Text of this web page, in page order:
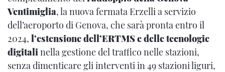
Ventimiglia, la nuova fermata Erzelli a servizio
dell’aeroporto di Genova, che sarà pronta entro il
2024, l’estensione dell’ERTMS e delle tecnologie
digitalinella gestione del traffico nelle stazioni,
senza dimenticare gli interventi in 49 stazioni liguri,